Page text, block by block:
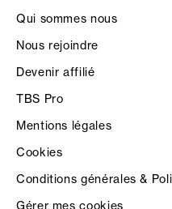
Qui sommes nous
Nous rejoindre
Devenir affilié
TBS Pro
Mentions légales
Cookies
Conditions générales &
Gérer mes cookies